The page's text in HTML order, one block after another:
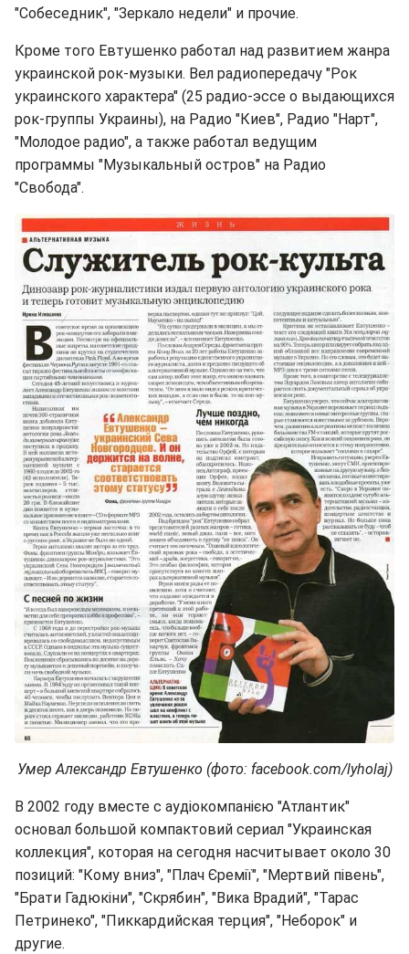
"Собеседник", "Зеркало недели" и прочие.
Кроме того Евтушенко работал над развитием жанра
украинской рок-музыки. Вел радиопередачу "Рок
украинского характера" (25 радио-эссе о выдающихся
рок-группы Украины), на Радио "Киев", Радио "Нарт",
"Молодое радио", а также работал ведущим
программы "Музыкальный остров" на Радио
"Свобода".
Умер Александр Евтушенко (фото: facebook.com/lyholaj)
В 2002 году вместе с аудіокомпанією "Атлантик"
основал большой компактовий сериал "Украинская
коллекция", которая на сегодня насчитывает около 30
позиций: "Кому вниз", "Плач Єремії", "Мертвий півень",
"Брати Гадюкіни", "Скрябин", "Вика Врадий", "Тарас
Петринеко", "Пиккардийская терция", "Неборок" и
другие.